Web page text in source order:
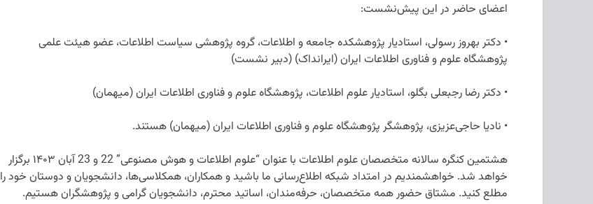
اعضای حاضر در این پیش‌نشست:
• دکتر بهروز رسولی، استادیار پژوهشکده جامعه و اطلاعات، گروه پژوهشی سیاست اطلاعات، عضو هیئت علمی
پژوهشگاه علوم و فناوری اطلاعات ایران (ایرانداک) (دبیر نشست)
• دکتر رضا رجبعلی بگلو، استادیار علوم اطلاعات، پژوهشگاه علوم و فناوری اطلاعات ایران (میهمان)
• نادیا حاجی‌عزیزی، پژوهشگر پژوهشگاه علوم و فناوری اطلاعات ایران (میهمان) هستند.
هشتمین کنگره سالانه متخصصان علوم اطلاعات با عنوان “علوم اطلاعات و هوش مصنوعی” 22 و 23 آبان ۱۴۰۳ برگزار
خواهد شد. خواهشمندیم در امتداد شبکه اطلاع‌رسانی ما باشید و همکاران، همکلاسی‌ها، دانشجویان و دوستان خود را
مطلع کنید. مشتاق حضور همه متخصصان، حرفه‌مندان، اساتید محترم، دانشجویان گرامی و پژوهشگران هستیم.